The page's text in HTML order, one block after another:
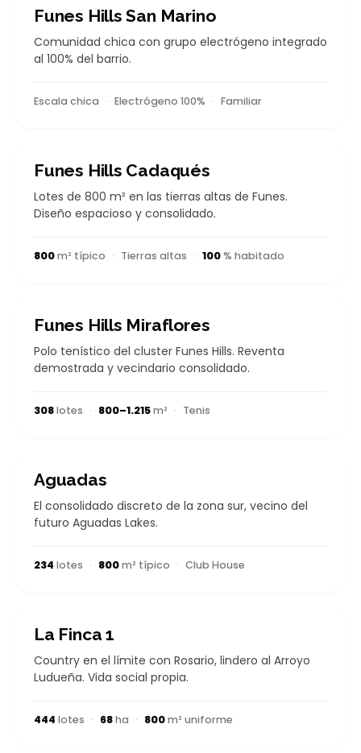
CONSOLIDADO
Funes Hills San Marino
Comunidad chica con grupo electrógeno integrado
al 100% del barrio.
Escala chica · Electrógeno 100% · Familiar
CONSOLIDADO
Funes Hills Cadaqués
Lotes de 800 m² en las tierras altas de Funes.
Diseño espacioso y consolidado.
800m² típico · Tierras altas · 100% habitado
CONSOLIDADO
Funes Hills Miraflores
Polo tenístico del cluster Funes Hills. Reventa
demostrada y vecindario consolidado.
308lotes · 800–1.215m² · Tenis
CONSOLIDADO
Aguadas
El consolidado discreto de la zona sur, vecino del
futuro Aguadas Lakes.
234 lotes · 800m² típico · Club House
CONSOLIDADO
La Finca 1
Country en el límite con Rosario, lindero al Arroyo
Ludueña. Vida social propia.
444 lotes · 68ha · 800m² uniforme